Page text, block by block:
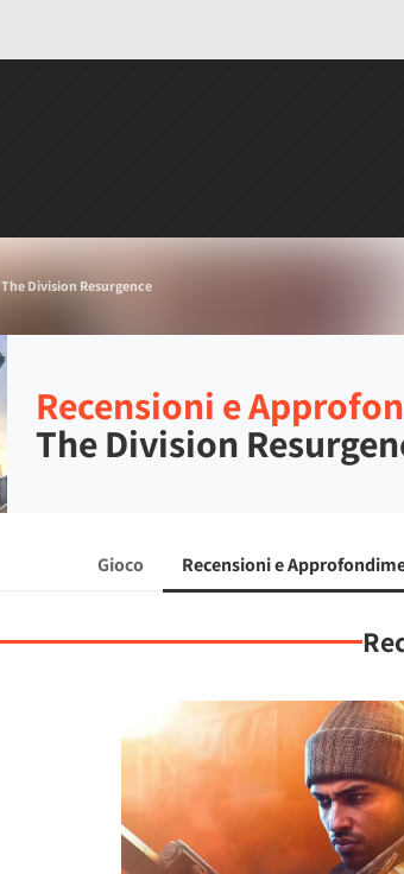
The Division Resurgence
Recensioni e
The Division
Gioco Recensioni e